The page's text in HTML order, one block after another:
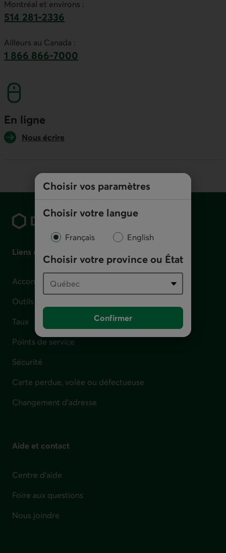
Choisir vos paramètres
Choisir votre langue
Français English
Choisir votre province ou État
Confirmer
Montréal et environs :
514 281-2336
Ailleurs au Canada :
1 866 866-7000
En ligne
Nous écrire
Liens utiles
Accompagnement en cas de difficulté financière
Outils et calculateurs
Taux
Points de service
Sécurité
Carte perdue, volée ou défectueuse
Changement d'adresse
Aide et contact
Centre d'aide
Foire aux questions
Nous joindre